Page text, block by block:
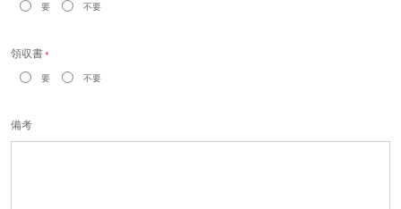
要 不要
領収書 ＊
要 不要
備考